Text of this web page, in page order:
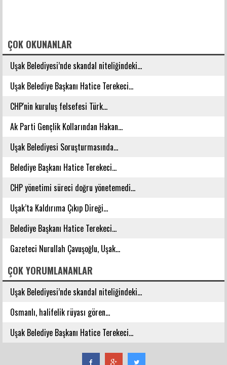
ÇOK OKUNANLAR
Uşak Belediyesi’nde skandal niteliğindeki...
Uşak Belediye Başkanı Hatice Terekeci...
CHP'nin kuruluş felsefesi Türk...
Ak Parti Gençlik Kollarından Hakan...
Uşak Belediyesi Soruşturmasında...
Belediye Başkanı Hatice Terekeci...
CHP yönetimi süreci doğru yönetemedi...
Uşak’ta Kaldırıma Çıkıp Direği...
Belediye Başkanı Hatice Terekeci...
Gazeteci Nurullah Çavuşoğlu, Uşak...
ÇOK YORUMLANANLAR
Uşak Belediyesi’nde skandal niteliğindeki...
Osmanlı, halifelik rüyası gören...
Uşak Belediye Başkanı Hatice Terekeci...